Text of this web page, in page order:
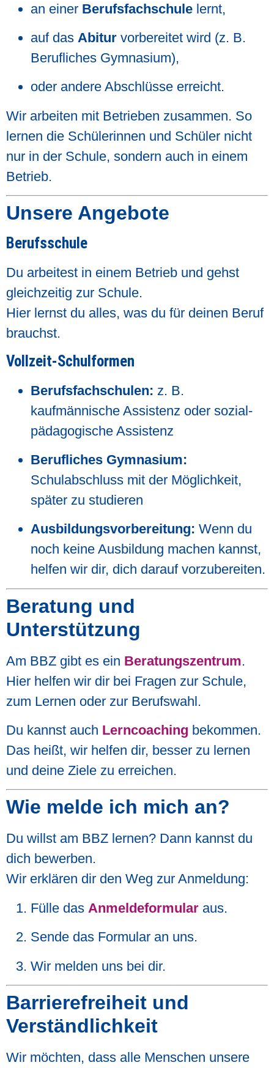
an einer Berufsfachschule lernt,
auf das Abitur vorbereitet wird (z. B.
Berufliches Gymnasium),
oder andere Abschlüsse erreicht.
Wir arbeiten mit Betrieben zusammen. So
lernen die Schülerinnen und Schüler nicht
nur in der Schule, sondern auch in einem
Betrieb.
Unsere Angebote
Berufsschule
Du arbeitest in einem Betrieb und gehst
gleichzeitig zur Schule.
Hier lernst du alles, was du für deinen Beruf
brauchst.
Vollzeit-Schulformen
Berufsfachschulen: z. B.
kaufmännische Assistenz oder sozial-
pädagogische Assistenz
Berufliches Gymnasium:
Schulabschluss mit der Möglichkeit,
später zu studieren
Ausbildungsvorbereitung: Wenn du
noch keine Ausbildung machen kannst,
helfen wir dir, dich darauf vorzubereiten.
Beratung und
Unterstützung
Am BBZ gibt es ein Beratungszentrum.
Hier helfen wir dir bei Fragen zur Schule,
zum Lernen oder zur Berufswahl.
Du kannst auch Lerncoaching bekommen.
Das heißt, wir helfen dir, besser zu lernen
und deine Ziele zu erreichen.
Wie melde ich mich an?
Du willst am BBZ lernen? Dann kannst du
dich bewerben.
Wir erklären dir den Weg zur Anmeldung:
Fülle das Anmeldeformular aus.
Sende das Formular an uns.
Wir melden uns bei dir.
Barrierefreiheit und
Verständlichkeit
Wir möchten, dass alle Menschen unsere